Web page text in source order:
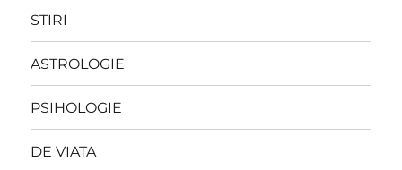
STIRI
ASTROLOGIE
PSIHOLOGIE
DE VIATA